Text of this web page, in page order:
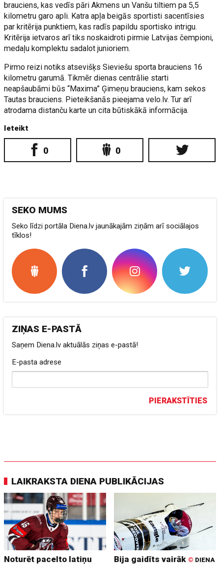
brauciens, kas vedīs pāri Akmens un Vanšu tiltiem pa 5,5
kilometru garo apli. Katra apļa beigās sportisti sacentīsies
par kritērija punktiem, kas radīs papildu sportisko intrigu.
Kritērija ietvaros arī tiks noskaidroti pirmie Latvijas čempioni,
medaļu komplektu sadalot junioriem.
Pirmo reizi notiks atsevišķs Sieviešu sporta brauciens 16
kilometru garumā. Tikmēr dienas centrālie starti
neapšaubāmi būs “Maxima” Ģimeņu brauciens, kam sekos
Tautas brauciens. Pieteikšanās pieejama velo.lv. Tur arī
atrodama distanču karte un cita būtiskākā informācija.
Ieteikt
0 0
SEKO MUMS
Seko līdzi portāla Diena.lv jaunākajām ziņām arī sociālajos
tīklos!
ZIŅAS E-PASTĀ
Saņem Diena.lv aktuālās ziņas e-pastā!
E-pasta adrese
PIERAKSTĪTIES
LAIKRAKSTA DIENA PUBLIKĀCIJAS
Noturēt pacelto latiņu Bija gaidīts vairāk © DIENA